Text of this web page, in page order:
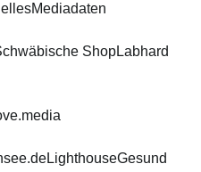
Mediadaten
ShopLabhard
LighthouseGesund